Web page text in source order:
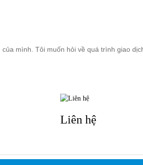
mình. Tôi muốn hỏi về quá trình giao
Liên hệ